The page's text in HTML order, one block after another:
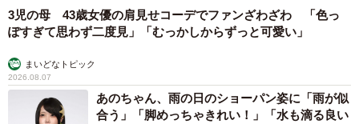
3児の母 43歳女優の肩見せコーデでファンざわざわ 「色っ
ぽすぎて思わず二度見」「むっかしからずっと可愛い」
まいどなトピック
2026.08.07
あのちゃん、雨の日のショーパン姿に「雨が似
合う」「脚めっちゃきれい！」「水も滴る良い